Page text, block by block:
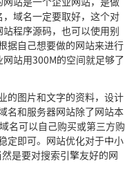
域名一定要取好，这个对
程序源码，也可以使用别
据自己想要做的网站来进行
站用300M的空间就足够了
的图片和文字的资料，设计
名和服务器网站除了网站本
名可以自己购买或第三方购
定即可。网站优化对于中小
是要对搜索引擎友好的网